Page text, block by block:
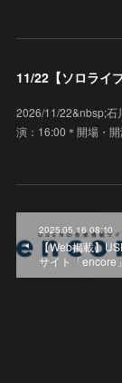
2026/11/22&nbsp;
演：16:00＊開場・
2025.05.16 08:10
【Web掲載】
サイト「encore」